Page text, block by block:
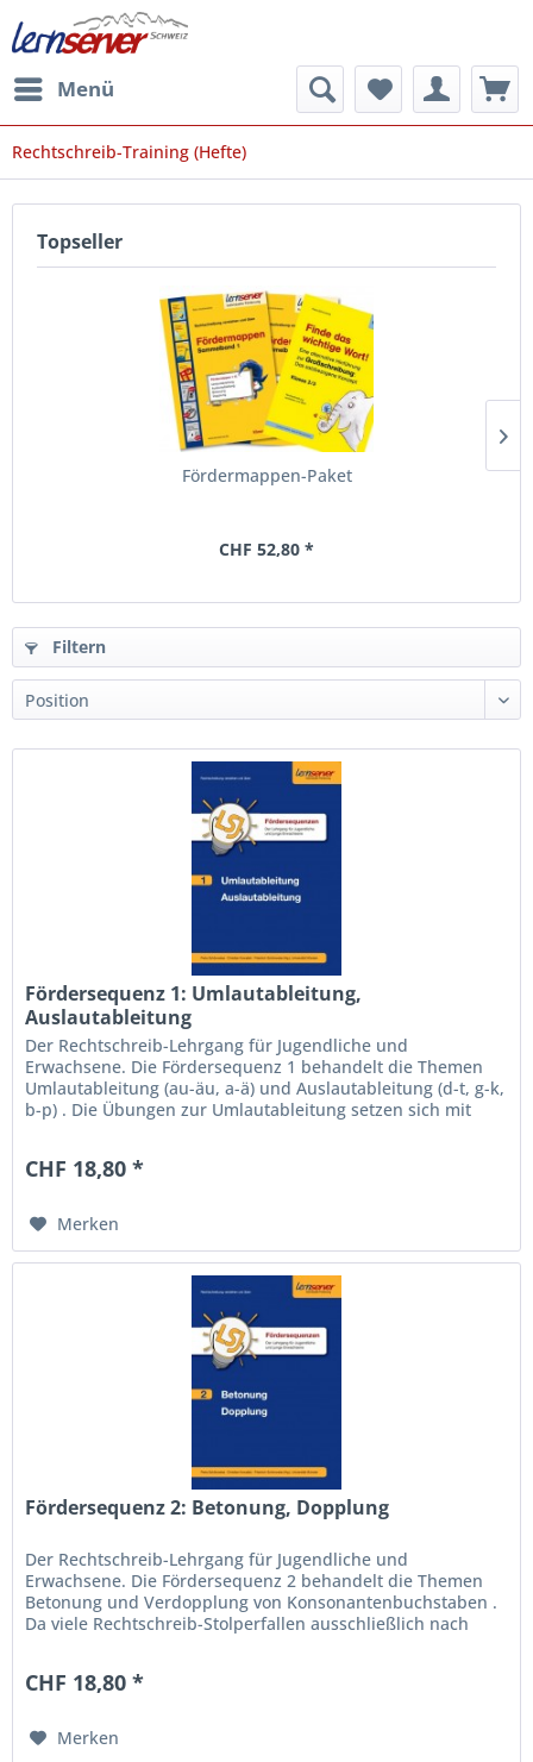
Menü
Rechtschreib-Training (Hefte)
Topseller
Fördermappen-Paket
CHF 52,80 *
Filtern
Fördersequenz 1: Umlautableitung,
Auslautableitung
Der Rechtschreib-Lehrgang für Jugendliche und
Erwachsene. Die Fördersequenz 1 behandelt die Themen
Umlautableitung (au-äu, a-ä) und Auslautableitung (d-t, g-k,
b-p) . Die Übungen zur Umlautableitung setzen sich mit
CHF 18,80 *
Merken
Fördersequenz 2: Betonung, Dopplung
Der Rechtschreib-Lehrgang für Jugendliche und
Erwachsene. Die Fördersequenz 2 behandelt die Themen
Betonung und Verdopplung von Konsonantenbuchstaben .
Da viele Rechtschreib-Stolperfallen ausschließlich nach
CHF 18,80 *
Merken